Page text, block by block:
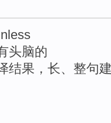
头脑的
结果，长、整句